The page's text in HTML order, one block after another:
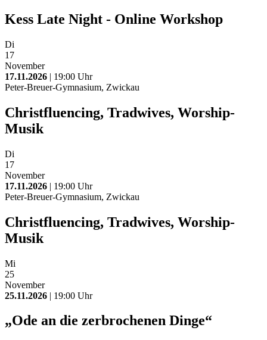
Kess Late Night - Online Workshop
Di
17
November
17.11.2026 | 19:00 Uhr
Peter-Breuer-Gymnasium, Zwickau
Christfluencing, Tradwives, Worship-
Musik
Di
17
November
17.11.2026 | 19:00 Uhr
Peter-Breuer-Gymnasium, Zwickau
Christfluencing, Tradwives, Worship-
Musik
Mi
25
November
25.11.2026 | 19:00 Uhr
„Ode an die zerbrochenen Dinge“